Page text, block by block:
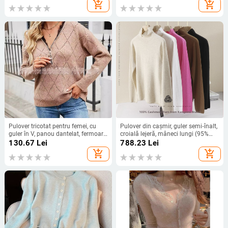
add_shopping_cart
2024
add_shopping_cart
Pulover tricotat pentru femei, cu
guler în V, panou dantelat, fermoar,
mâneci lungi, croială dreaptă,
țesătură Sheep Velvet, amestec
acril-poliester, lungime 50-65 cm.
130.67 Lei
add_shopping_cart
Pulover din cașmir, guler semi‑înalt,
croială lejeră, mâneci lungi (95%
cașmir, tricotat)
788.23 Lei
add_shopping_cart